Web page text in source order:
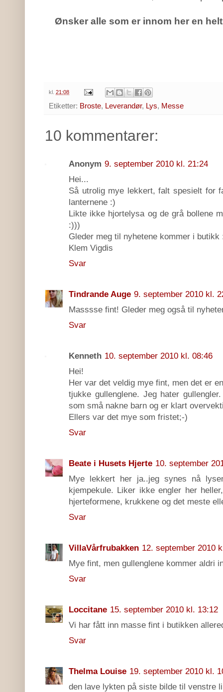
Ønsker alle som er innom her en
kl. 21:08
Etiketter: Broste, Leverandør, Lys, Messe
10 kommentarer:
Anonym 9. september 2010 kl. 21:24
Hei...
Så utrolig mye lekkert, falt spesielt for
lanternene :)
Likte ikke hjortelysa og de grå bollene
:)))
Gleder meg til nyhetene kommer i butikk
Klem Vigdis
Svar
Tindrande Auge 9. september 2010 kl.
Masssse fint! Gleder meg også til
Svar
Kenneth 10. september 2010 kl. 08:46
Hei!
Her var det veldig mye fint, men det er
tjukke gullenglene. Jeg hater
som små nakne barn og er klart
Ellers var det mye som fristet;-)
Svar
Beate i Husets Hjerte 10. september
Mye lekkert her ja..jeg synes nå
kjempekule. Liker ikke engler her
hjerteformene, krukkene og det meste
Svar
VillaVårfrubakken 12. september 2010
Mye fint, men gullenglene kommer aldri
Svar
Loccitane 15. september 2010 kl. 13:12
Vi har fått inn masse fint i butikken
Svar
Thelma Louise 19. september 2010 kl.
den lave lykten på siste bilde til venstre